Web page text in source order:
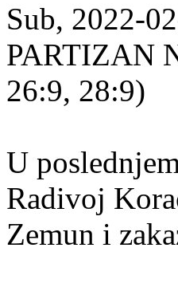
Sub, 2022-
PARTIZAN
26:9, 28:9)
U
Radivoj
Zemun i